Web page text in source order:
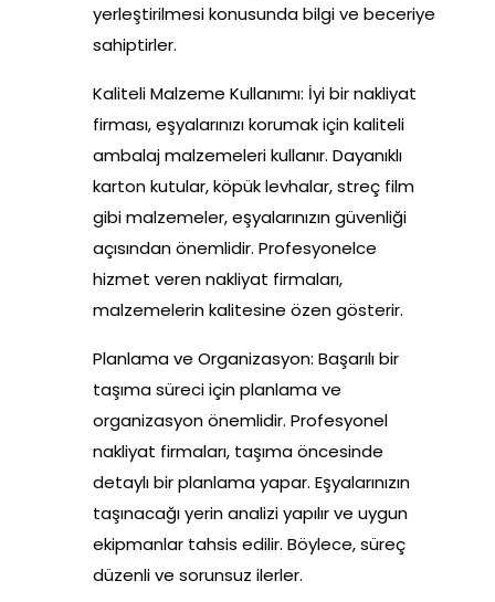
yerleştirilmesi konusunda bilgi ve beceriye
sahiptirler.
Kaliteli Malzeme Kullanımı: İyi bir nakliyat
firması, eşyalarınızı korumak için kaliteli
ambalaj malzemeleri kullanır. Dayanıklı
karton kutular, köpük levhalar, streç film
gibi malzemeler, eşyalarınızın güvenliği
açısından önemlidir. Profesyonelce
hizmet veren nakliyat firmaları,
malzemelerin kalitesine özen gösterir.
Planlama ve Organizasyon: Başarılı bir
taşıma süreci için planlama ve
organizasyon önemlidir. Profesyonel
nakliyat firmaları, taşıma öncesinde
detaylı bir planlama yapar. Eşyalarınızın
taşınacağı yerin analizi yapılır ve uygun
ekipmanlar tahsis edilir. Böylece, süreç
düzenli ve sorunsuz ilerler.